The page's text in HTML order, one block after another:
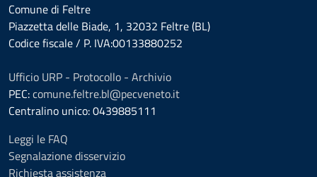
Comune di Feltre
Piazzetta delle Biade, 1, 32032 Feltre (BL)
Codice fiscale / P. IVA:00133880252
Ufficio URP - Protocollo - Archivio
PEC:comune.feltre.bl@pecveneto.it
Centralino unico: 0439885111
Leggi le FAQ
Segnalazione disservizio
Richiesta assistenza